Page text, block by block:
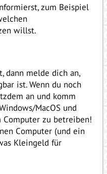
zum Beispiel
willst.
dann melde dich an,
ist. Wenn du noch
an und komm
MacOS und
zu betreiben!
Computer (und ein
Kleingeld für